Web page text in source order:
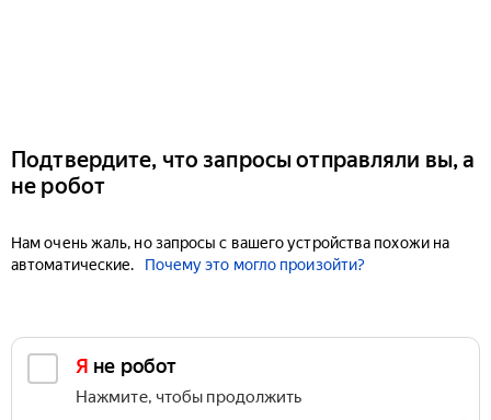
Подтвердите, что запросы отправляли вы, а
не робот
Нам очень жаль, но запросы с вашего устройства похожи на
автоматические.
Почему это могло произойти?
Я не робот
Нажмите, чтобы продолжить